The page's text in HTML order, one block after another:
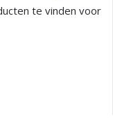
te vinden voor